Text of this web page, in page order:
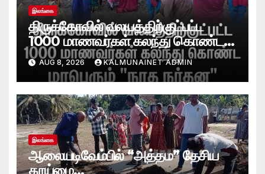
இலங்கை
திருக்கோவில் வலயத்திற்குட்பட்ட
1000 மாணவர்கள் கலந்து கொண்ட
“நாத நர்தன” கலை நிகழ்வு.
AUG 8, 2026 KALMUNAINET ADMIN
இலங்கை
ஆலையடிவேம்பில் “அத்தம” தேசிய
தூய்மை